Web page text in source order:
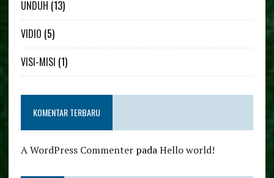
UNDUH (13)
VIDIO (5)
VISI-MISI (1)
KOMENTAR TERBARU
A WordPress CommenterpadaHello world!